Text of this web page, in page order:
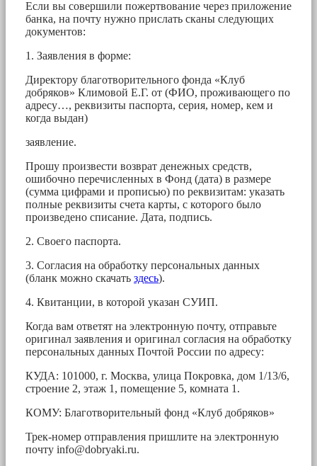
Если вы совершили пожертвование через приложение
банка, на почту нужно прислать сканы следующих
документов:
1. Заявления в форме:
Директору благотворительного фонда «Клуб
добряков» Климовой Е.Г. от (ФИО, проживающего по
адресу…, реквизиты паспорта, серия, номер, кем и
когда выдан)
заявление.
Прошу произвести возврат денежных средств,
ошибочно перечисленных в Фонд (дата) в размере
(сумма цифрами и прописью) по реквизитам: указать
полные реквизиты счета карты, с которого было
произведено списание. Дата, подпись.
2. Своего паспорта.
3. Согласия на обработку персональных данных
(бланк можно скачать здесь).
4. Квитанции, в которой указан СУИП.
Когда вам ответят на электронную почту, отправьте
оригинал заявления и оригинал согласия на обработку
персональных данных Почтой России по адресу:
КУДА: 101000, г. Москва, улица Покровка, дом 1/13/6,
строение 2, этаж 1, помещение 5, комната 1.
КОМУ: Благотворительный фонд «Клуб добряков»
Трек-номер отправления пришлите на электронную
почту info@dobryaki.ru.